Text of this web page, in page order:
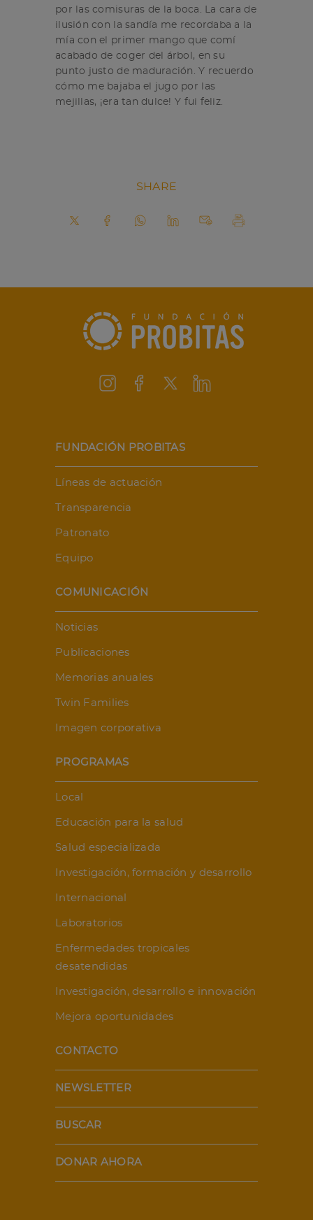
por las comisuras de la boca. La cara de
ilusión con la sandía me recordaba a la
mía con el primer mango que comí
acabado de coger del árbol, en su
punto justo de maduración. Y recuerdo
cómo me bajaba el jugo por las
mejillas, ¡era tan dulce! Y fui feliz.
SHARE
FUNDACIÓN PROBITAS
Líneas de actuación
Transparencia
Patronato
Equipo
COMUNICACIÓN
Noticias
Publicaciones
Memorias anuales
Twin Families
Imagen corporativa
PROGRAMAS
Local
Educación para la salud
Salud especializada
Investigación, formación y desarrollo
Internacional
Laboratorios
Enfermedades tropicales
desatendidas
Investigación, desarrollo e innovación
Mejora oportunidades
CONTACTO
NEWSLETTER
BUSCAR
DONAR AHORA